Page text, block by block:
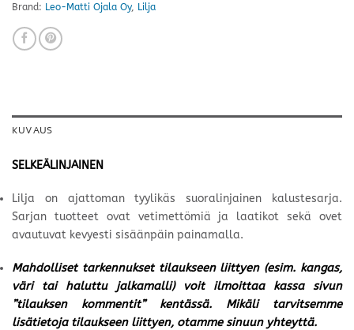
Brand: Leo-Matti Ojala Oy, Lilja
KUVAUS
SELKEÄLINJAINEN
Lilja on ajattoman tyylikäs suoralinjainen kalustesarja.
Sarjan tuotteet ovat vetimettömiä ja laatikot sekä ovet
avautuvat kevyesti sisäänpäin painamalla.
Mahdolliset tarkennukset tilaukseen liittyen (esim. kangas,
väri tai haluttu jalkamalli) voit ilmoittaa kassa sivun
”tilauksen kommentit” kentässä. Mikäli tarvitsemme
lisätietoja tilaukseen liittyen, otamme sinuun yhteyttä.